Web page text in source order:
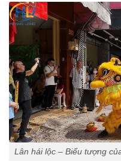
Lân hái lộc – Biểu tượng